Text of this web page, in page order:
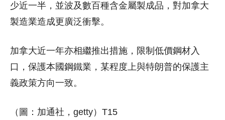
少近一半，並波及數百種含金屬製成品，對加拿大
製造業造成更廣泛衝擊。
加拿大近一年亦相繼推出措施，限制低價鋼材入
口，保護本國鋼鐵業，某程度上與特朗普的保護主
義政策方向一致。
（圖：加通社，getty）T15